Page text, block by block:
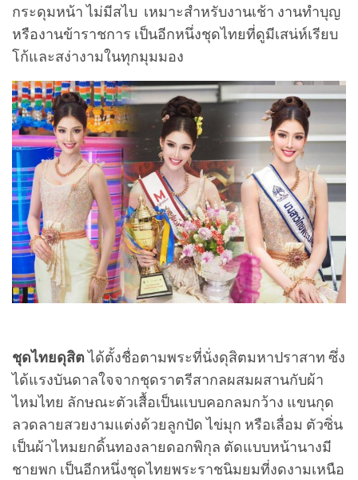
กระดุมหน้า ไม่มีสไบ เหมาะสำหรับงานเช้า งานทำบุญ
หรืองานข้าราชการ เป็นอีกหนึ่งชุดไทยที่ดูมีเสน่ห์เรียบ
โก้และสง่างามในทุกมุมมอง
ชุดไทยดุสิตได้ตั้งชื่อตามพระที่นั่งดุสิตมหาปราสาท ซึ่ง
ได้แรงบันดาลใจจากชุดราตรีสากลผสมผสานกับผ้า
ไหมไทย ลักษณะตัวเสื้อเป็นแบบคอกลมกว้าง แขนกุด
ลวดลายสวยงามแต่งด้วยลูกปัด ไข่มุก หรือเลื่อม ตัวซิ่น
เป็นผ้าไหมยกดิ้นทองลายดอกพิกุล ตัดแบบหน้านางมี
ชายพก เป็นอีกหนึ่งชุดไทยพระราชนิมยมที่งดงามเหนือ